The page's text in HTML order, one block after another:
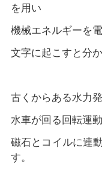
を用い
機械エネルギーを
文字に起こすと分
古くからある水力
水車が回る回転運
磁石とコイルに連
す。